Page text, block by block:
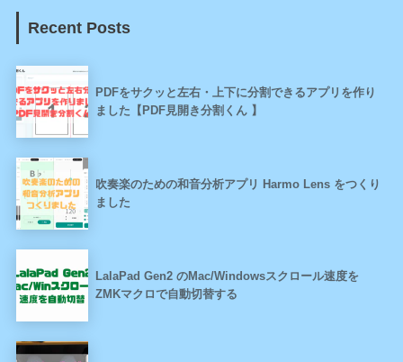
Recent Posts
PDFをサクッと左右・上下に分割できるアプリを作り
ました【PDF見開き分割くん 】
吹奏楽のための和音分析アプリ Harmo Lens をつくり
ました
LalaPad Gen2 のMac/Windowsスクロール速度を
ZMKマクロで自動切替する